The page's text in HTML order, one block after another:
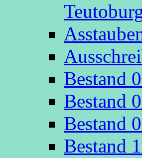
Bestand
Bestand
Bestand
Bestand